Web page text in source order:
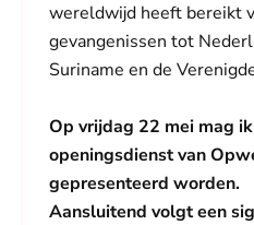
wereldwijd heeft bereikt
gevangenissen tot
Suriname en de
Op vrijdag 22 mei mag
openingsdienst van
gepresenteerd worden.
Aansluitend volgt een